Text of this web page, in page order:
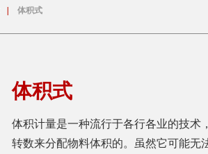
| 体积式
体积式
体积计量是一种流行于各行各业的技
转数来分配物料体积的。虽然它可能